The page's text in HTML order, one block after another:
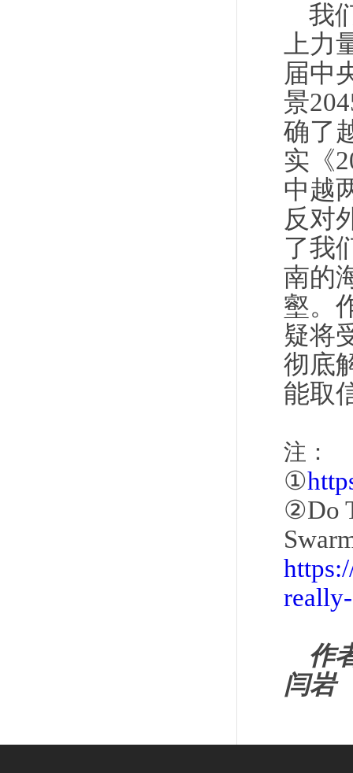
我
上
届中
景
确了
实《
中越
反对
了我
南的
壑。
疑将
彻底
能取
注：
①
②Do
作
闫岩